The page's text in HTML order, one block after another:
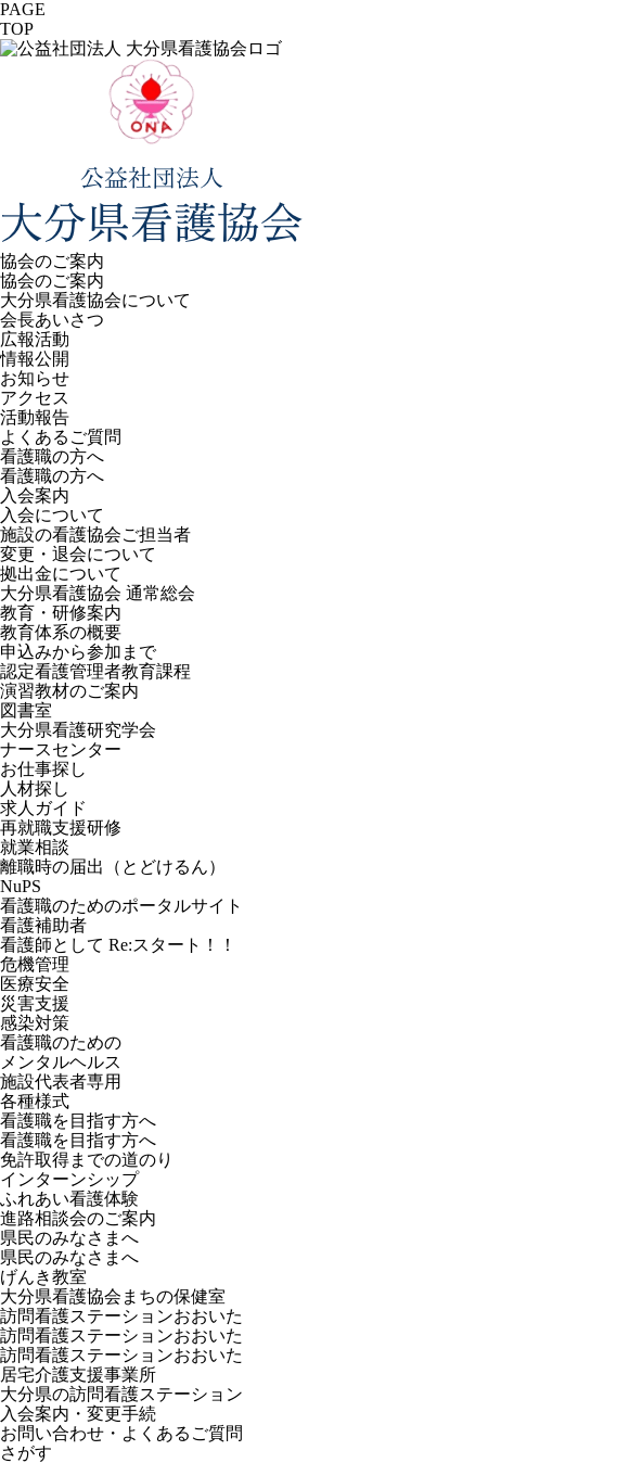
PAGE
TOP
協会のご案内
協会のご案内
大分県看護協会について
会長あいさつ
広報活動
情報公開
お知らせ
アクセス
活動報告
よくあるご質問
看護職の方へ
看護職の方へ
入会案内
入会について
施設の看護協会ご担当者
変更・退会について
拠出金について
大分県看護協会 通常総会
教育・研修案内
教育体系の概要
申込みから参加まで
認定看護管理者教育課程
演習教材のご案内
図書室
大分県看護研究学会
ナースセンター
お仕事探し
人材探し
求人ガイド
再就職支援研修
就業相談
離職時の届出（とどけるん）
NuPS
看護職のためのポータルサイト
看護補助者
看護師として Re:スタート！！
危機管理
医療安全
災害支援
感染対策
看護職のための
メンタルヘルス
施設代表者専用
各種様式
看護職を目指す方へ
看護職を目指す方へ
免許取得までの道のり
インターンシップ
ふれあい看護体験
進路相談会のご案内
県民のみなさまへ
県民のみなさまへ
げんき教室
大分県看護協会まちの保健室
訪問看護ステーションおおいた
訪問看護ステーションおおいた
訪問看護ステーションおおいた
居宅介護支援事業所
大分県の訪問看護ステーション
入会案内・変更手続
お問い合わせ・よくあるご質問
さがす